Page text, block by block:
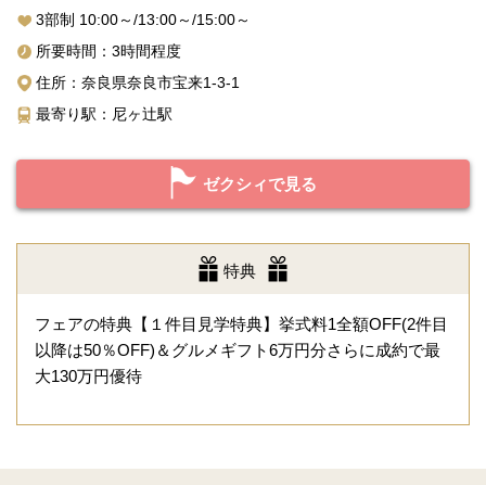
3部制 10:00～/13:00～/15:00～
所要時間：3時間程度
住所：奈良県奈良市宝来1-3-1
最寄り駅：尼ヶ辻駅
ゼクシィで見る
特典
フェアの特典【１件目見学特典】挙式料1全額OFF(2件目
以降は50％OFF)＆グルメギフト6万円分さらに成約で最
大130万円優待